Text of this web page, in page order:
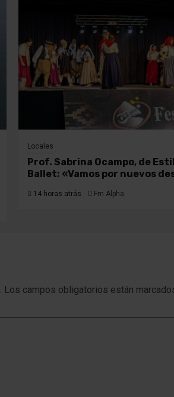
Locales
Prof. Sabrina Ocampo, de
Ballet: «Vamos por nuevos
14 horas atrás Fm Alpha
Los campos obligatorios están